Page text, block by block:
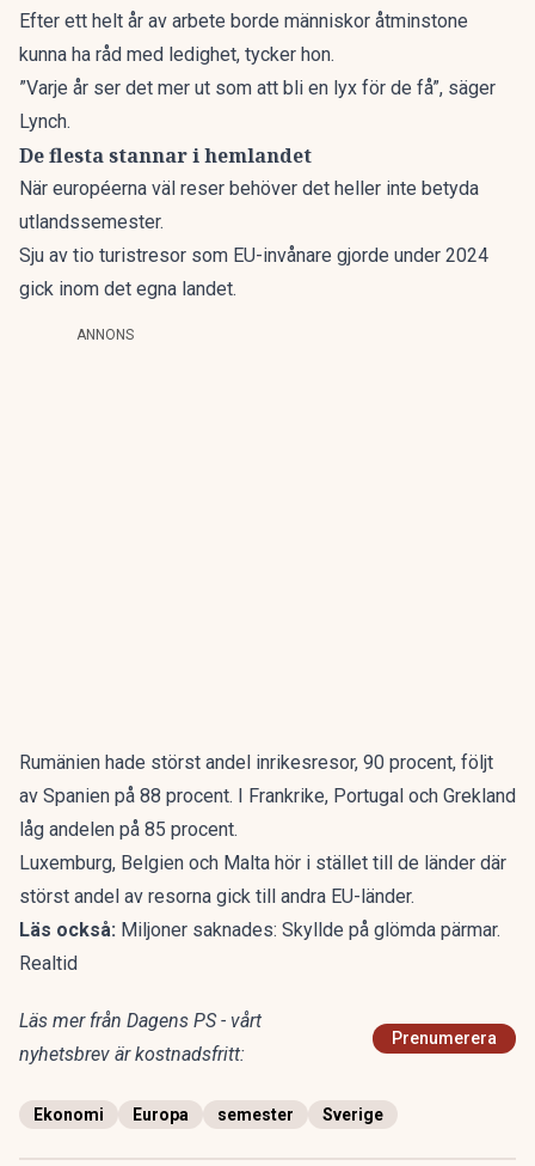
Efter ett helt år av arbete borde människor åtminstone
kunna ha råd med ledighet, tycker hon.
”Varje år ser det mer ut som att bli en lyx för de få”, säger
Lynch.
De flesta stannar i hemlandet
När européerna väl reser behöver det heller inte betyda
utlandssemester.
Sju av tio turistresor som EU-invånare gjorde under 2024
gick inom det egna landet.
ANNONS
Rumänien hade störst andel inrikesresor, 90 procent, följt
av Spanien på 88 procent. I Frankrike, Portugal och Grekland
låg andelen på 85 procent.
Luxemburg, Belgien och Malta hör i stället till de länder där
störst andel av resorna gick till andra EU-länder.
Läs också: Miljoner saknades: Skyllde på glömda pärmar.
Realtid
Läs mer från Dagens PS - vårt
nyhetsbrev är kostnadsfritt:
Prenumerera
Ekonomi Europa semester Sverige